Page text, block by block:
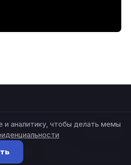
Новости
Все
и аналитику, чтобы делать мемы